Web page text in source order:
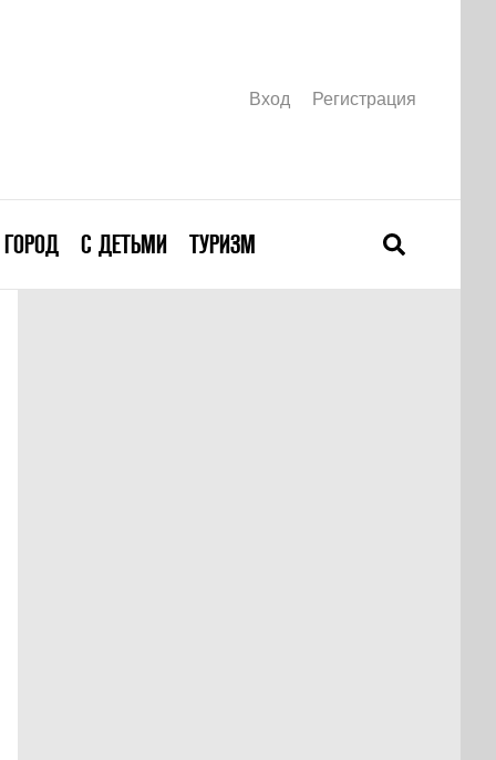
Вход Регистрация
ГОРОД С ДЕТЬМИ ТУРИЗМ